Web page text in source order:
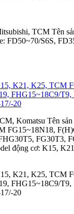
TCM Tên
FD50~70/S6S,
K21, K25, TCM
FHG15~18C9/
20
Komatsu Tên sản
FG15~18N18,
FG30T3,
động cơ: K15,
K21, K25, TCM
FHG15~18C9/
20